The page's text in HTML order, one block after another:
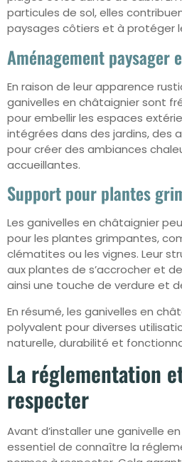
particules de sol, elles
paysages côtiers et à protéger
Aménagement paysager
En raison de leur apparence
ganivelles en châtaignier sont
pour embellir les espaces
intégrées dans des jardins, des
pour créer des ambiances
accueillantes.
Support pour plantes
Les ganivelles en châtaignier
pour les plantes grimpantes,
clématites ou les vignes. Leur
aux plantes de s’accrocher et
ainsi une touche de verdure et
En résumé, les ganivelles en
polyvalent pour diverses
naturelle, durabilité et
La réglementation
respecter
Avant d’installer une ganivelle
essentiel de connaître la